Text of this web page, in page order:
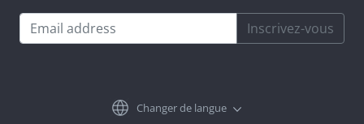
Inscrivez-vous
Changer de langue